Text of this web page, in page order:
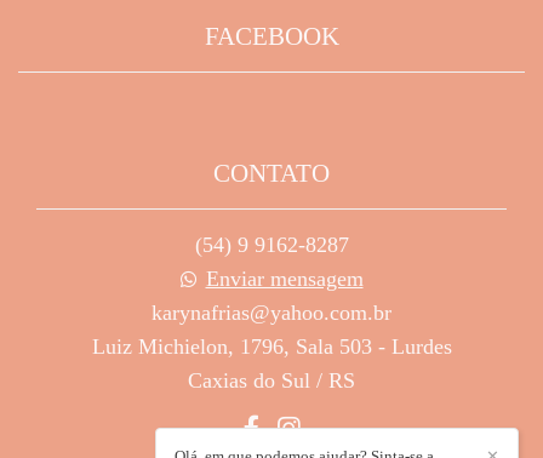
FACEBOOK
CONTATO
(54) 9 9162-8287
Enviar mensagem
karynafrias@yahoo.com.br
Luiz Michielon, 1796, Sala 503 - Lurdes
Caxias do Sul / RS